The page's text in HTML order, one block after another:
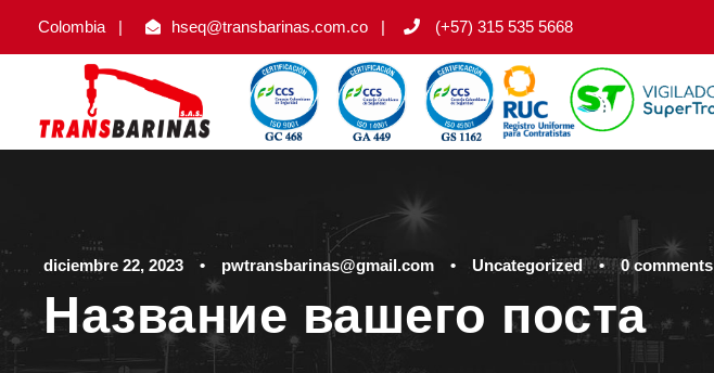
Colombia | hseq@transbarinas.com.co | (+57) 315 535 5668
diciembre 22, 2023 • pwtransbarinas@gmail.com • Uncategorized • 0 comments
Название вашего поста